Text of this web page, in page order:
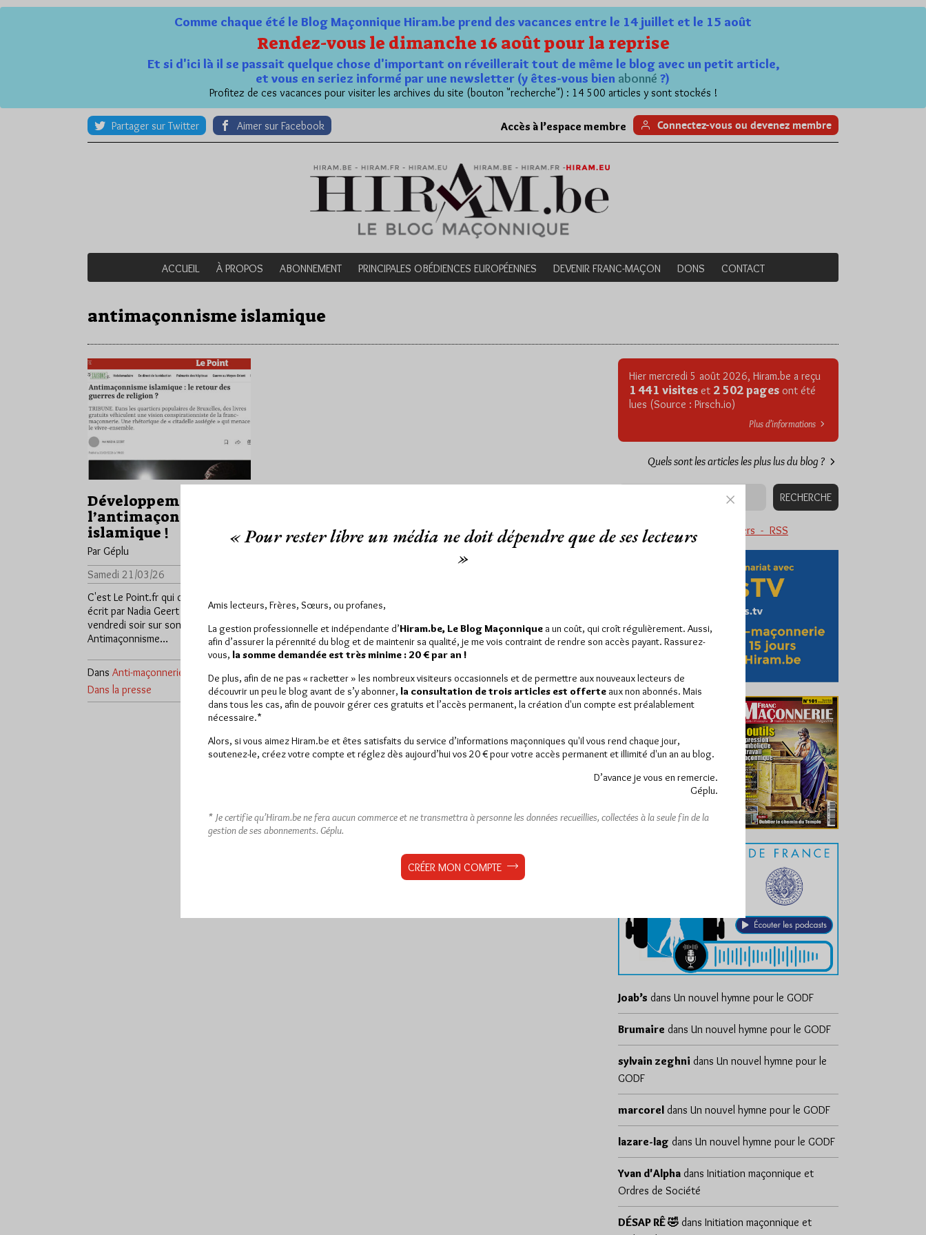
Comme chaque été le Blog Maçonnique Hiram.be prend des vacances entre le 14 juillet et le 15 août
Rendez-vous le dimanche 16 août pour la reprise
Et si d'ici là il se passait quelque chose d'important on réveillerait tout de même le blog avec un petit article,
et vous en seriez informé par une newsletter (y êtes-vous bien abonné ?)
Profitez de ces vacances pour visiter les archives du site (bouton "recherche") : 14 500 articles y sont stockés !
Partager sur Twitter Aimer sur Facebook Accès à l’espace membre Connectez-vous ou devenez membre
ACCUEIL À PROPOS ABONNEMENT PRINCIPALES OBÉDIENCES EUROPÉENNES DEVENIR FRANC-MAÇON DONS CONTACT
antimaçonnisme islamique
Développement de
l’antimaçonnisme
islamique !
Par Géplu
Samedi 21/03/26
C'est Le Point.fr qui dans un article
écrit par Nadia Geert et publié
vendredi soir sur son site, intitulé
Antimaçonnisme…
Dans Anti-maçonnerie
Dans la presse
2
commentaires
Hier mercredi 5 août 2026, Hiram.be a reçu
1 441 visites et 2 502 pages ont été
lues (Source : Pirsch.io)
Plus d’informations
Quels sont les articles les plus lus du blog ?
Abonnement aux Newsletters - RSS
Joab’s dans Un nouvel hymne pour le GODF
Brumaire dans Un nouvel hymne pour le GODF
sylvain zeghni dans Un nouvel hymne pour le
GODF
marcorel dans Un nouvel hymne pour le GODF
lazare-lag dans Un nouvel hymne pour le GODF
Yvan d'Alpha dans Initiation maçonnique et
Ordres de Société
DÉSAP RÊ 🤣 dans Initiation maçonnique et
« Pour rester libre un média ne doit dépendre que de ses lecteurs
»
Amis lecteurs, Frères, Sœurs, ou profanes,
La gestion professionnelle et indépendante d’Hiram.be, Le Blog Maçonnique a un coût, qui croît régulièrement. Aussi,
afin d’assurer la pérennité du blog et de maintenir sa qualité, je me vois contraint de rendre son accès payant. Rassurez-
vous, la somme demandée est très minime : 20 € par an !
De plus, afin de ne pas « racketter » les nombreux visiteurs occasionnels et de permettre aux nouveaux lecteurs de
découvrir un peu le blog avant de s’y abonner, la consultation de trois articles est offerte aux non abonnés. Mais
dans tous les cas, afin de pouvoir gérer ces gratuits et l’accès permanent, la création d'un compte est préalablement
nécessaire.*
Alors, si vous aimez Hiram.be et êtes satisfaits du service d’informations maçonniques qu'il vous rend chaque jour,
soutenez-le, créez votre compte et réglez dès aujourd’hui vos 20 € pour votre accès permanent et illimité d'un an au blog.
D’avance je vous en remercie.
Géplu.
* Je certifie qu’Hiram.be ne fera aucun commerce et ne transmettra à personne les données recueillies, collectées à la seule fin de la
gestion de ses abonnements. Géplu.
CRÉER MON COMPTE